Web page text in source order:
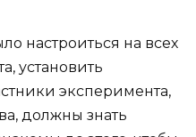
настроиться на всех
установить
эксперимента,
должны знать